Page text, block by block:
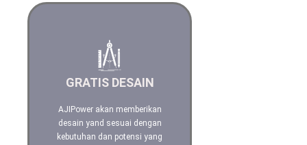
GRATIS DESAIN
AJIPower akan memberikan
desain yand sesuai dengan
kebutuhan dan potensi yang
Dengan Software, Teknologi
yang terbaru dan canggih
kami akan berikan ilustrasi
Hubungi kami